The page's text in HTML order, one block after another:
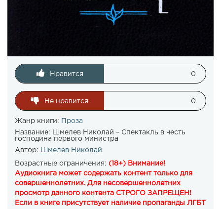
Нравится 0
Не нравится 0
Жанр книги:
Проза
Название: Шмелев Николай – Спектакль в честь
господина первого министра
Автор:
Шмелев Николай
Возрастные ограничения: (18+) Внимание!
Аудиокнига может содержать контент только для
совершеннолетних. Для несовершеннолетних
просмотр данного контента СТРОГО ЗАПРЕЩЕН!
Если в книге присутствует наличие пропаганды ЛГБТ